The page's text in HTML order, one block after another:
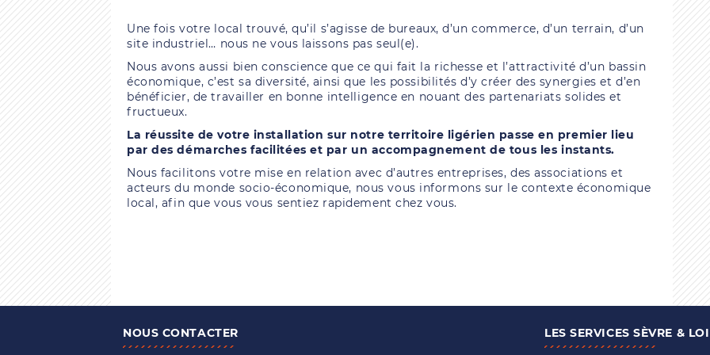
Une fois votre local trouvé, qu’il s’agisse de bureaux, d’un commerce, d’un terrain, d’un
site industriel… nous ne vous laissons pas seul(e).
Nous avons aussi bien conscience que ce qui fait la richesse et l’attractivité d’un bassin
économique, c’est sa diversité, ainsi que les possibilités d’y créer des synergies et d’en
bénéficier, de travailler en bonne intelligence en nouant des partenariats solides et
fructueux.
La réussite de votre installation sur notre territoire ligérien passe en premier lieu
par des démarches facilitées et par un accompagnement de tous les instants.
Nous facilitons votre mise en relation avec d’autres entreprises, des associations et
acteurs du monde socio-économique, nous vous informons sur le contexte économique
local, afin que vous vous sentiez rapidement chez vous.
NOUS CONTACTER LES SERVICES SÈVRE &